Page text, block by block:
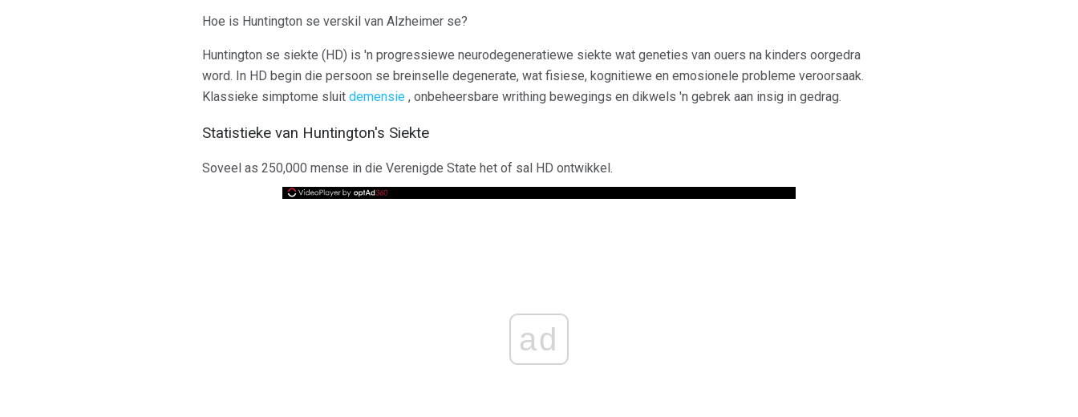
Hoe is Huntington se verskil van Alzheimer se?
Huntington se siekte (HD) is 'n progressiewe neurodegeneratiewe siekte wat geneties van ouers na kinders oorgedra
word. In HD begin die persoon se breinselle degenerate, wat fisiese, kognitiewe en emosionele probleme veroorsaak.
Klassieke simptome sluit demensie , onbeheersbare writhing bewegings en dikwels 'n gebrek aan insig in gedrag.
Statistieke van Huntington's Siekte
Soveel as 250,000 mense in die Verenigde State het of sal HD ontwikkel.
ad